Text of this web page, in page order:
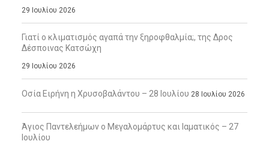
29 Ιουλίου 2026
Γιατί ο κλιματισμός αγαπά την ξηροφθαλμία;, της Δρος
Δέσποινας Κατσώχη
29 Ιουλίου 2026
Οσία Ειρήνη η Χρυσοβαλάντου – 28 Ιουλίου 28 Ιουλίου 2026
Άγιος Παντελεήμων ο Μεγαλομάρτυς και Ιαματικός – 27
Ιουλίου